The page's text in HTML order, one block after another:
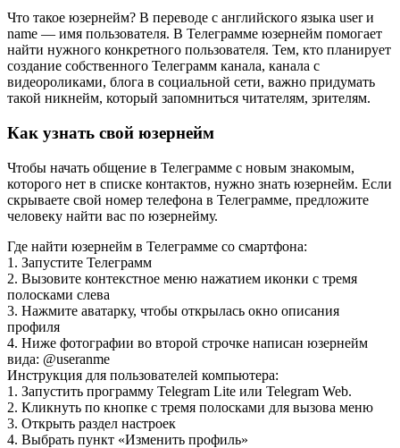
Что такое юзернейм? В переводе с английского языка user и
name — имя пользователя. В Телеграмме юзернейм помогает
найти нужного конкретного пользователя. Тем, кто планирует
создание собственного Телеграмм канала, канала с
видеороликами, блога в социальной сети, важно придумать
такой никнейм, который запомниться читателям, зрителям.
Как узнать свой юзернейм
Чтобы начать общение в Телеграмме с новым знакомым,
которого нет в списке контактов, нужно знать юзернейм. Если
скрываете свой номер телефона в Телеграмме, предложите
человеку найти вас по юзернейму.
Где найти юзернейм в Телеграмме со смартфона:
1. Запустите Телеграмм
2. Вызовите контекстное меню нажатием иконки с тремя
полосками слева
3. Нажмите аватарку, чтобы открылась окно описания
профиля
4. Ниже фотографии во второй строчке написан юзернейм
вида: @useranme
Инструкция для пользователей компьютера:
1. Запустить программу Telegram Lite или Telegram Web.
2. Кликнуть по кнопке с тремя полосками для вызова меню
3. Открыть раздел настроек
4. Выбрать пункт «Изменить профиль»